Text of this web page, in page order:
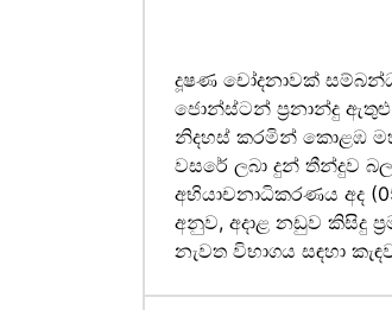
දූෂණ චෝදනාවක්
ජොන්ස්ටන් ප්‍රනාන්දු
නිදහස් කරමින් කොළඹ
වසරේ ලබා දුන් තීන්දුව
අභියාචනාධිකරණය අද
අනුව, අදාළ නඩුව කිසිදු
නැවත විභාගය සඳහා